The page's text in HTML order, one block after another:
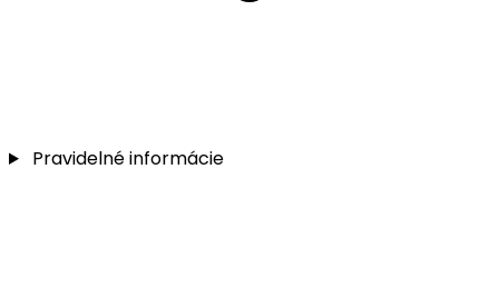
Pravidelné informácie